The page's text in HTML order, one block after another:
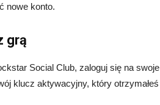
nowe konto.
grą
Social Club, zaloguj się na
klucz aktywacyjny, który